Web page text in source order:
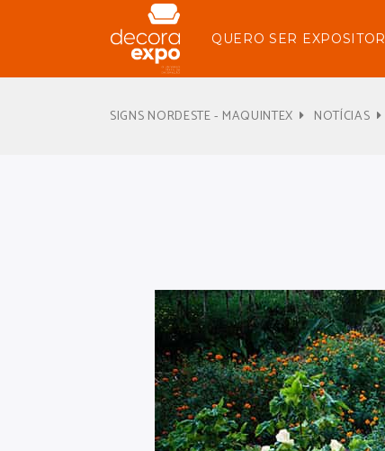
QUERO SER EXPOSITOR
SIGNS NORDESTE - MAQUINTEX NOTÍCIAS